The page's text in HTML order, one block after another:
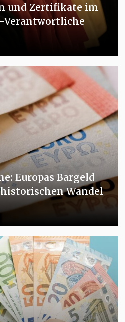
und Zertifikate im
Verantwortliche
Europas Bargeld
Wandel